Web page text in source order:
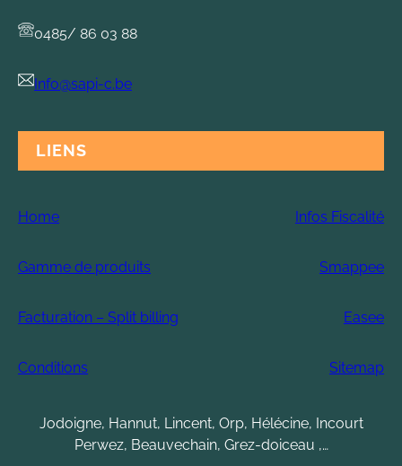
0485/ 86 03 88
Info@sapi-c.be
LIENS
Home Infos Fiscalité
Gamme de produits Smappee
Facturation – Split billing Easee
Conditions Sitemap
Jodoigne, Hannut, Lincent, Orp, Hélécine, Incourt
Perwez, Beauvechain, Grez-doiceau ,…